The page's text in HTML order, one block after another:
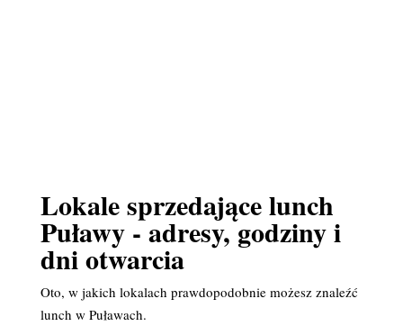
Lokale sprzedające lunch
Puławy - adresy, godziny i
dni otwarcia
Oto, w jakich lokalach prawdopodobnie możesz znaleźć
lunch w Puławach.